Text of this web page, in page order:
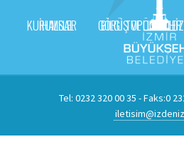
KURUMSAL GÖRÜŞ VE ÖNERİLER
İHALELER BİLGİ TOPLUMU
Tel: 0232 320 00 35 - Faks:0